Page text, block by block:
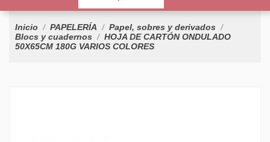
Inicio PAPELERÍA
Papel, sobres y derivados
Blocs y cuadernos
HOJA DE CARTÓN ONDULADO
50X65CM 180G VARIOS COLORES